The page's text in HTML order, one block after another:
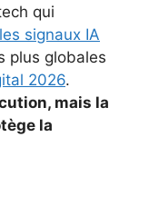
qui
les signaux IA
plus globales
2026.
mais la
la